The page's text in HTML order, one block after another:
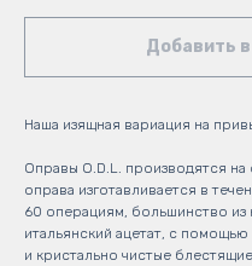
Добавить
Наша изящная вариация на
Оправы O.D.L. производятся
оправа изготавливается в
60 операциям, большинство из
итальянский ацетат, с
и кристально чистые